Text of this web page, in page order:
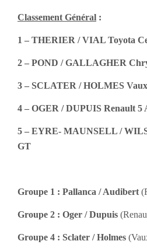
Classement Général :
1 – THERIER / VIAL Toyota
2 – POND / GALLAGHER
3 – SCLATER / HOLMES
4 – OGER / DUPUIS Renault 5
5 – EYRE- MAUNSELL /
GT
Groupe 1 : Pallanca / Audibert
Groupe 2 : Oger / Dupuis
Groupe 4 : Sclater / Holmes